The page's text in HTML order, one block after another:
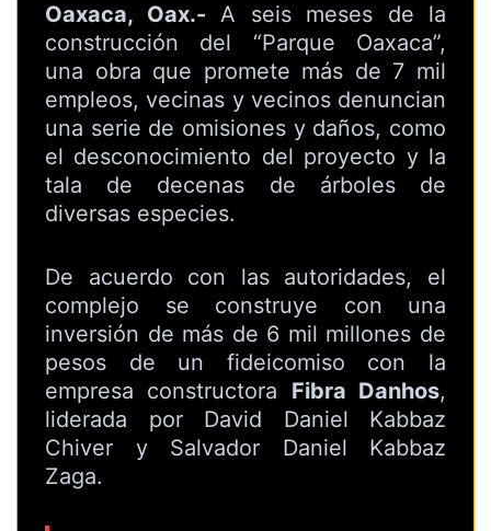
Oaxaca, Oax.- A seis meses de la
construcción del “Parque Oaxaca”,
una obra que promete más de 7 mil
empleos, vecinas y vecinos denuncian
una serie de omisiones y daños, como
el desconocimiento del proyecto y la
tala de decenas de árboles de
diversas especies.
De acuerdo con las autoridades, el
complejo se construye con una
inversión de más de 6 mil millones de
pesos de un fideicomiso con la
empresa constructora Fibra Danhos,
liderada por David Daniel Kabbaz
Chiver y Salvador Daniel Kabbaz
Zaga.